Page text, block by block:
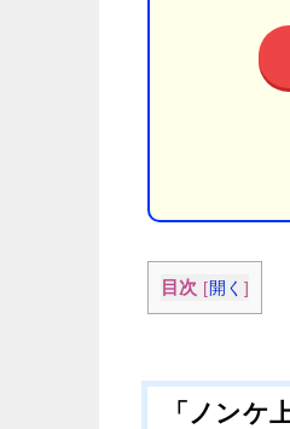
目次 [開く ]
「ノンケ